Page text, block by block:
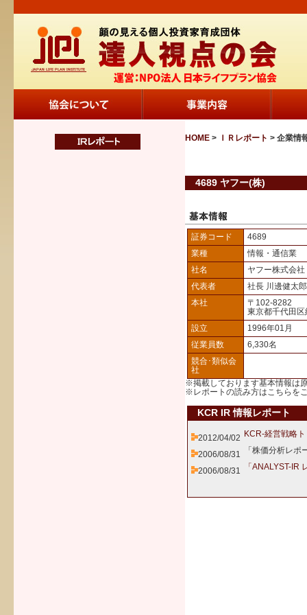
HOME > ＩＲレポート > 企業情
4689 ヤフー(株)
証券コード
4689
業種
情報・通信業
社名
ヤフー株式会社
代表者
社長 川邊健太郎
本社
〒102-8282
東京都千代田
設立
1996年01月
従業員数
6,330名
競合･類似会
社
※掲載しております基本情報は
※レポートの読み方はこちら を
KCR IR 情報レポート
2012/04/02 KCR-経営戦略
2006/08/31 「株価分析レポ
2006/08/31 「ANALYST-IR